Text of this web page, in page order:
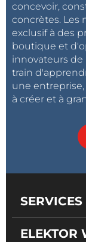
concevoir,
concrètes. Les
exclusif à des
boutique et
innovateurs de
train
une
à créer et à
SERVICES
ELEKTOR